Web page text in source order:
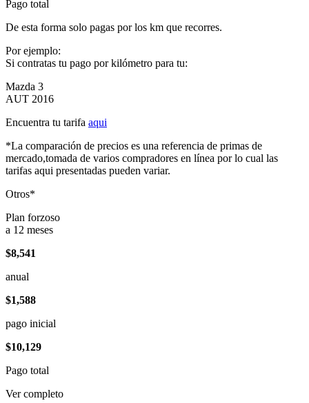
Pago total
De esta forma solo pagas por los km que recorres.
Por ejemplo:
Si contratas tu pago por kilómetro para tu:
Mazda 3
AUT 2016
Encuentra tu tarifa aqui
*La comparación de precios es una referencia de primas de
mercado,tomada de varios compradores en línea por lo cual las
tarifas aqui presentadas pueden variar.
Otros*
Plan forzoso
a 12 meses
$8,541
anual
$1,588
pago inicial
$10,129
Pago total
Ver completo